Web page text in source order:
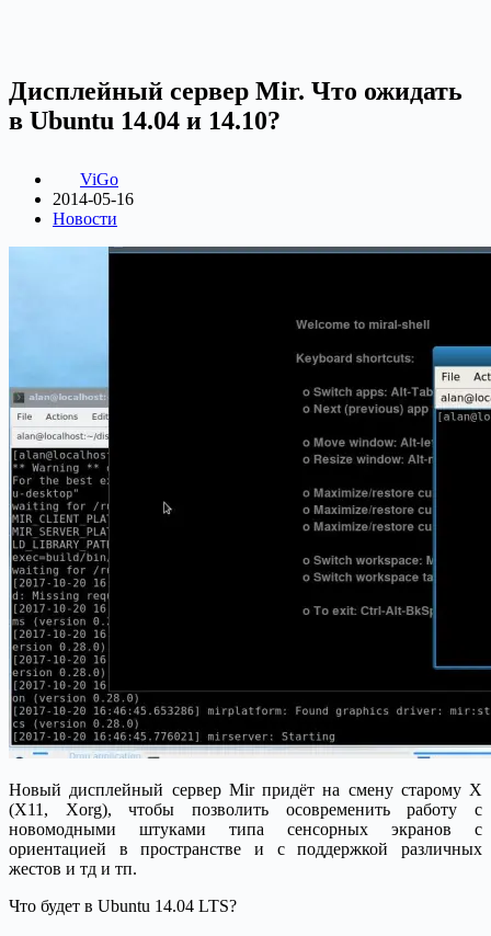
Дисплейный сервер Mir. Что ожидать
в Ubuntu 14.04 и 14.10?
ViGo
2014-05-16
Новости
Новый дисплейный сервер Mir придёт на смену старому X
(X11, Xorg), чтобы позволить осовременить работу с
новомодными штуками типа сенсорных экранов с
ориентацией в пространстве и с поддержкой различных
жестов и тд и тп.
Что будет в Ubuntu 14.04 LTS?